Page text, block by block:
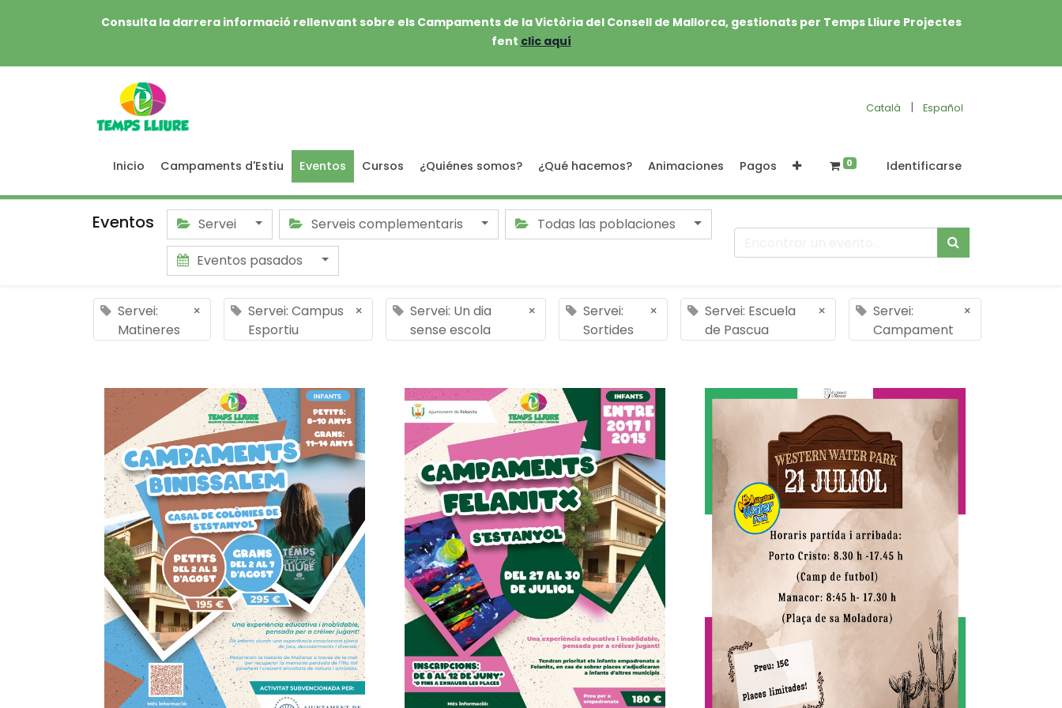
Consulta la darrera informació rellenvant sobre els Campaments de la Victòria del Consell de Mallorca, gestionats per Temps Lliure Projectes
fent clic aquí
Català | Español
Inicio Campaments d'Estiu Eventos Cursos ¿Quiénes somos? ¿Qué hacemos? Animaciones Pagos 0 Identificarse
Eventos Servei Serveis complementaris
Todas las poblaciones
Eventos pasados
Servei:
Matineres
×
Servei: Campus
Esportiu
×
Servei: Un dia
sense escola
×
Servei:
Sortides
×
Servei: Escuela
de Pascua
×
Servei:
Campament
×